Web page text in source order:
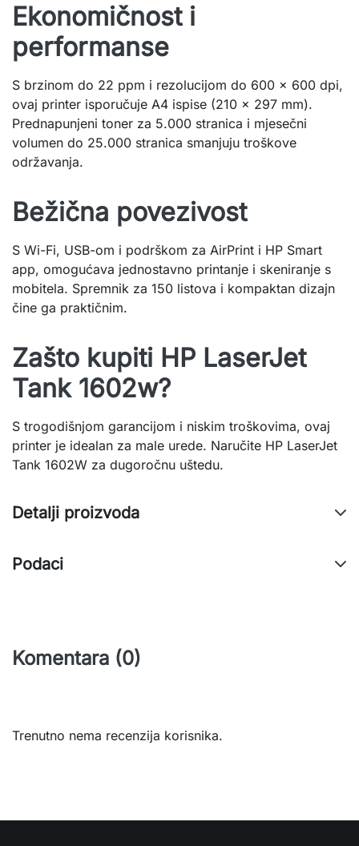
Ekonomičnost i
performanse
S brzinom do 22 ppm i rezolucijom do 600 x 600 dpi,
ovaj printer isporučuje A4 ispise (210 x 297 mm).
Prednapunjeni toner za 5.000 stranica i mjesečni
volumen do 25.000 stranica smanjuju troškove
održavanja.
Bežična povezivost
S Wi-Fi, USB-om i podrškom za AirPrint i HP Smart
app, omogućava jednostavno printanje i skeniranje s
mobitela. Spremnik za 150 listova i kompaktan dizajn
čine ga praktičnim.
Zašto kupiti HP LaserJet
Tank 1602w?
S trogodišnjom garancijom i niskim troškovima, ovaj
printer je idealan za male urede. Naručite HP LaserJet
Tank 1602W za dugoročnu uštedu.
Detalji proizvoda
Podaci
Komentara (0)
Trenutno nema recenzija korisnika.